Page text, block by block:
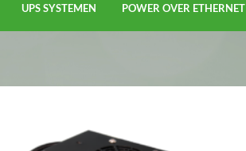
UPS SYSTEMEN POWER OVER ETHERNET